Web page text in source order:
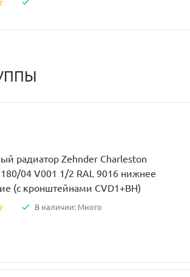
радиатор Zehnder Charleston
04 V001 1/2 RAL 9016 нижнее
(с кронштейнами CVD1+BH)
В наличии: Много